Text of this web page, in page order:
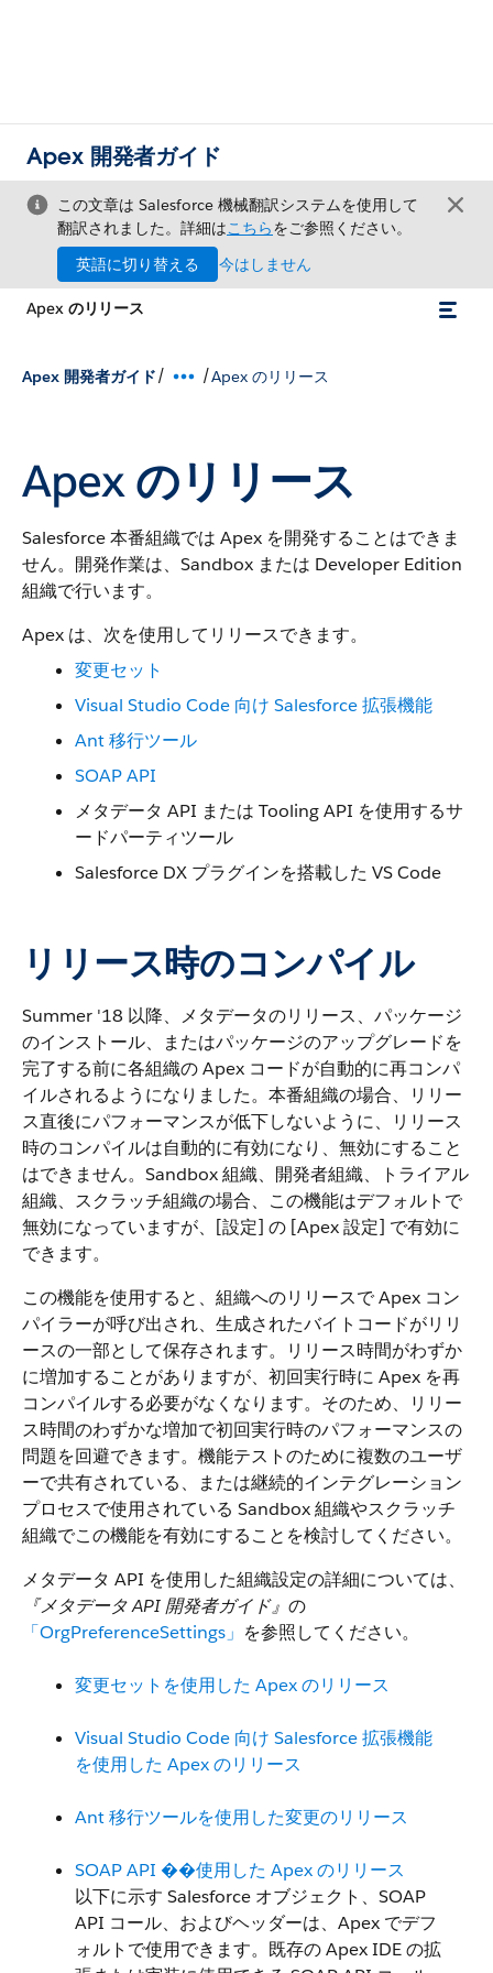
Apex 開発者ガイド
この文章は Salesforce 機械翻訳システムを使用して
翻訳されました。詳細はこちらをご参照ください。
英語に切り替える
今はしません
Apex のリリース
Apex 開発者ガイド/ /Apex のリリース
Apex のリリース
Salesforce 本番組織では Apex を開発することはできま
せん。開発作業は、Sandbox または Developer Edition
組織で行います。
Apex は、次を使用してリリースできます。
変更セット
Visual Studio Code 向け Salesforce 拡張機能
Ant 移行ツール
SOAP API
メタデータ API または Tooling API を使用するサ
ードパーティツール
Salesforce DX プラグインを搭載した VS Code
リリース時のコンパイル
Summer '18 以降、メタデータのリリース、パッケージ
のインストール、またはパッケージのアップグレードを
完了する前に各組織の Apex コードが自動的に再コンパ
イルされるようになりました。本番組織の場合、リリー
ス直後にパフォーマンスが低下しないように、リリース
時のコンパイルは自動的に有効になり、無効にすること
はできません。Sandbox 組織、開発者組織、トライアル
組織、スクラッチ組織の場合、この機能はデフォルトで
無効になっていますが、[設定] の [Apex 設定] で有効に
できます。
この機能を使用すると、組織へのリリースで Apex コン
パイラーが呼び出され、生成されたバイトコードがリリ
ースの一部として保存されます。リリース時間がわずか
に増加することがありますが、初回実行時に Apex を再
コンパイルする必要がなくなります。そのため、リリー
ス時間のわずかな増加で初回実行時のパフォーマンスの
問題を回避できます。機能テストのために複数のユーザ
ーで共有されている、または継続的インテグレーション
プロセスで使用されている Sandbox 組織やスクラッチ
組織でこの機能を有効にすることを検討してください。
メタデータ API を使用した組織設定の詳細については、
『メタデータ API 開発者ガイド』 の
「OrgPreferenceSettings」 を参照してください。
変更セットを使用した Apex のリリース
Visual Studio Code 向け Salesforce 拡張機能
を使用した Apex のリリース
Ant 移行ツールを使用した変更のリリース
SOAP API ��使用した Apex のリリース
以下に示す Salesforce オブジェクト、SOAP
API コール、およびヘッダーは、Apex でデフ
ォルトで使用できます。既存の Apex IDE の拡